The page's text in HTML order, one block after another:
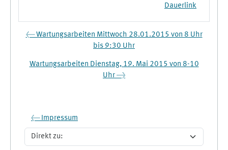
Dauerlink
← Wartungsarbeiten Mittwoch 28.01.2015 von 8 Uhr
bis 9:30 Uhr
Wartungsarbeiten Dienstag, 19. Mai 2015 von 8-10
Uhr →
← Impressum